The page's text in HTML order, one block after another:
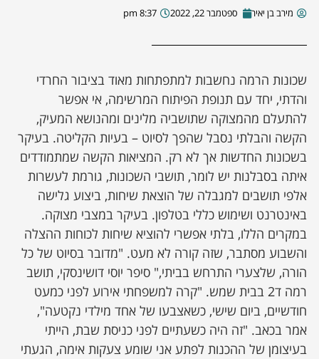
מירב בן יאיר ספטמבר 22, 2022 8:37 pm
שכונות הרמה נחשבות למתפתחות מאוד בציבור החרדי
והדתי, יחד עם תנופת הפיתוח המרשימה, אי אפשר
להתעלם מהמצוקה שתושביה מלינים ומהנושא המעיק,
הקשה והבלתי נסבל שהפך לסיוט – בעיות הקליטה. בעיקר
בשכונות החדשות אך לא רק. המציאות הקשה שמתמודדים
איתה בסבלנות יש לומר, תושבי השכונות, גורמת לעשרות
אלפי תושבים למגבלה של הוצאת שיחות, ביצוע גלישה
באינטרנט ושימוש כללי בטלפון. בעיקר במצבי מצוקה.
במקרים הללו, בלתי אפשרי להוציא שיחות לכוחות ההצלה
והשבוע מסתבר, שזה קורה לא מעט. "מדובר בסיוט של כל
הורה, שלצערי התרחש בביתי," סיפר יוסי דושינסקי, תושב
רמה ד2 בבית שמש. "קרה למשפחתי אירוע לפני כמעט
חודשיים, ביום שישי, כשאצבעו של אחד מילדי נקטעה",
אמר בכאב. "זה היה כשעתיים לפני כניסת שבת, הייתי
בעיצומן של ההכנות לפתע אני שומע צעקות אימה, הגעתי